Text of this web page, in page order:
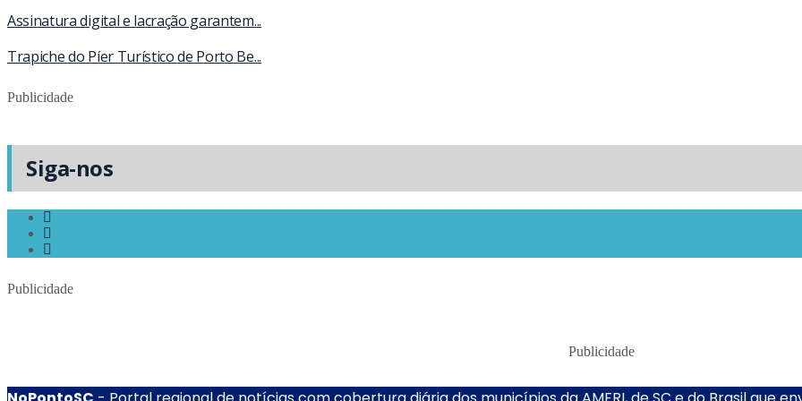
Assinatura digital e lacração garantem...
Trapiche do Píer Turístico de Porto Be...
Publicidade
Siga-nos
Publicidade
Publicidade